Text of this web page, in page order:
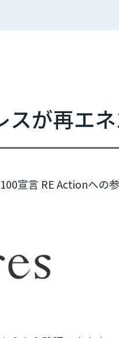
協力イ
スが再エ
宣言 RE Actionへの